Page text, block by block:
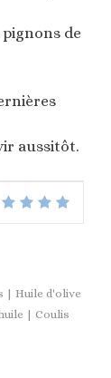
de
aussitôt.
| Huile d'olive
| Coulis